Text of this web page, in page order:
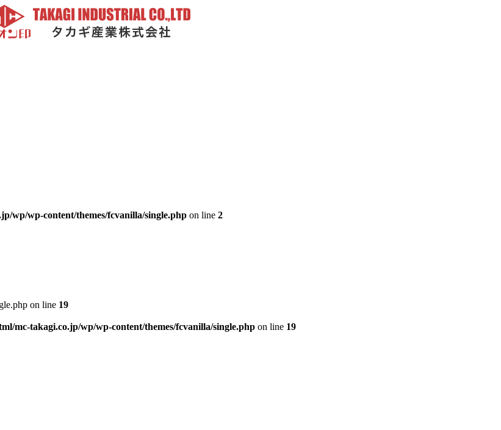
wp/wp-content/themes/fcvanilla/single.php on line 2
on line 19
mc-takagi.co.jp/wp/wp-content/themes/fcvanilla/single.php on line 19